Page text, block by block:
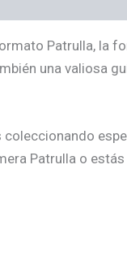
Patrulla, la
una valiosa
coleccionando
Patrulla o estás